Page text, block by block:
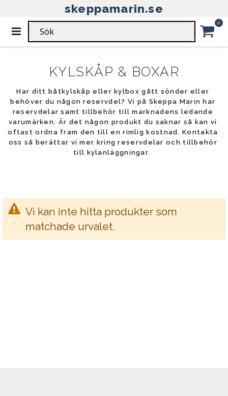
skeppamarin.se
Växla
Nav
0
KYLSKÅP & BOXAR RESERVDELAR & TILLBEHÖR
RESERVDELAR & TILLBEHÖR -
KYLSKÅP & BOXAR
Har ditt båtkylskåp eller kylbox gått sönder eller
behöver du någon reservdel? Vi på Skeppa Marin har
reservdelar samt tillbehör till marknadens ledande
varumärken. Är det någon produkt du saknar så kan vi
oftast ordna fram den till en rimlig kostnad. Kontakta
oss så berättar vi mer kring reservdelar och tillbehör
till kylanläggningar.
Vi kan inte hitta produkter som
matchade urvalet.